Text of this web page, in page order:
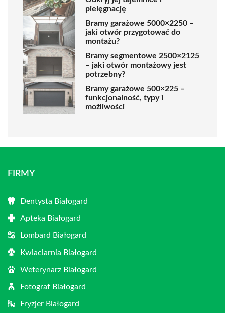
pielęgnację
Bramy garażowe 5000×2250 –
jaki otwór przygotować do
montażu?
Bramy segmentowe 2500×2125
– jaki otwór montażowy jest
potrzebny?
Bramy garażowe 500×225 –
funkcjonalność, typy i
możliwości
FIRMY
Dentysta Białogard
Apteka Białogard
Lombard Białogard
Kwiaciarnia Białogard
Weterynarz Białogard
Fotograf Białogard
Fryzjer Białogard